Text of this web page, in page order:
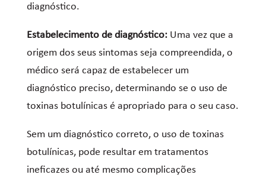
diagnóstico.
Estabelecimento de diagnóstico:Uma vez que a
origem dos seus sintomas seja compreendida, o
médico será capaz de estabelecer um
diagnóstico preciso, determinando se o uso de
toxinas botulínicas é apropriado para o seu caso.
Sem um diagnóstico correto, o uso de toxinas
botulínicas, pode resultar em tratamentos
ineficazes ou até mesmo complicações